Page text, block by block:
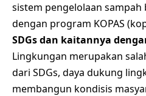
sistem pengelolaan
dengan program KOPAS
SDGs dan kaitannya
Lingkungan merupakan
dari SDGs, daya dukung
membangun kondisis